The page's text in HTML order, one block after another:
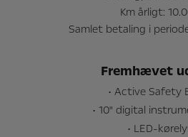
Km årligt:
Samlet betaling i
Fremhævet
• Active Safety
• 10" digital
• LED-